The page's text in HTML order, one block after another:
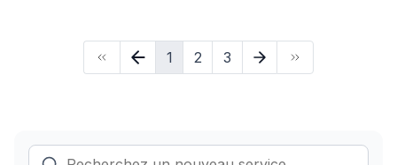
budget. Confiez votre projet à une équipe qui a à cœur votre
satisfaction. Notre engagement est simple : offrir un service
d'exception, centré sur vos besoins et vos aspirations.
1 2 3